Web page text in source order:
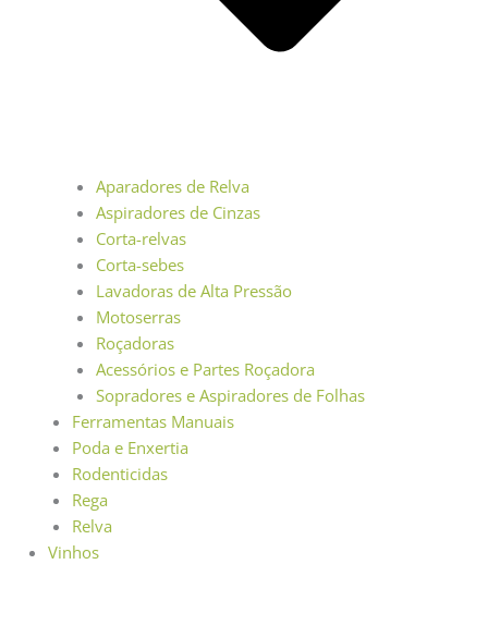
Aparadores de Relva
Aspiradores de Cinzas
Corta-relvas
Corta-sebes
Lavadoras de Alta Pressão
Motoserras
Roçadoras
Acessórios e Partes Roçadora
Sopradores e Aspiradores de Folhas
Ferramentas Manuais
Poda e Enxertia
Rodenticidas
Rega
Relva
Vinhos